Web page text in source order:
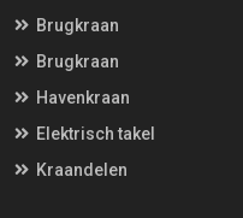
Brugkraan
Brugkraan
Havenkraan
Elektrisch takel
Kraandelen